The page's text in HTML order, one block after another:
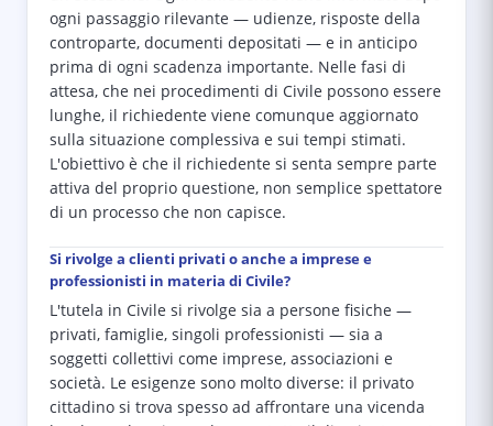
ogni passaggio rilevante — udienze, risposte della
controparte, documenti depositati — e in anticipo
prima di ogni scadenza importante. Nelle fasi di
attesa, che nei procedimenti di Civile possono essere
lunghe, il richiedente viene comunque aggiornato
sulla situazione complessiva e sui tempi stimati.
L'obiettivo è che il richiedente si senta sempre parte
attiva del proprio questione, non semplice spettatore
di un processo che non capisce.
Si rivolge a clienti privati o anche a imprese e
professionisti in materia di Civile?
L'tutela in Civile si rivolge sia a persone fisiche —
privati, famiglie, singoli professionisti — sia a
soggetti collettivi come imprese, associazioni e
società. Le esigenze sono molto diverse: il privato
cittadino si trova spesso ad affrontare una vicenda